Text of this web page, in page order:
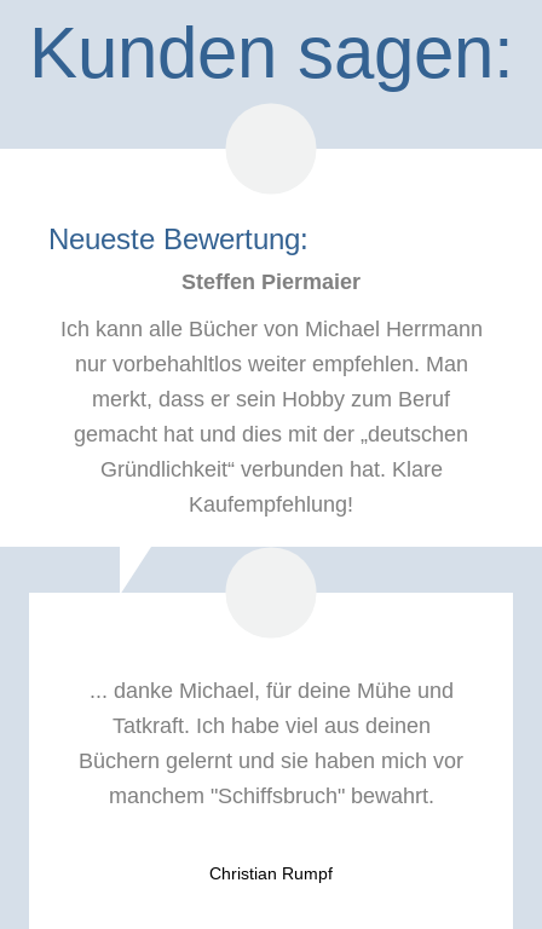
Kunden sagen:
Neueste Bewertung:
Steffen Piermaier
Ich kann alle Bücher von Michael Herrmann
nur vorbehahltlos weiter empfehlen. Man
merkt, dass er sein Hobby zum Beruf
gemacht hat und dies mit der „deutschen
Gründlichkeit“ verbunden hat. Klare
Kaufempfehlung!
... danke Michael, für deine Mühe und
Tatkraft. Ich habe viel aus deinen
Büchern gelernt und sie haben mich vor
manchem "Schiffsbruch" bewahrt.
Christian Rumpf